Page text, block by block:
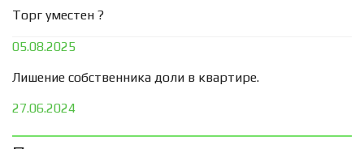
Торг уместен ?
05.08.2025
Лишение собственника доли в квартире.
27.06.2024